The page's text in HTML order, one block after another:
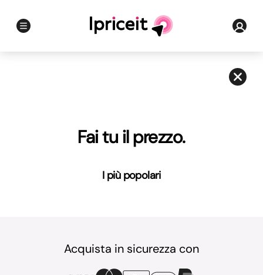
Fai tu il prezzo.
I più popolari
Acquista in sicurezza con